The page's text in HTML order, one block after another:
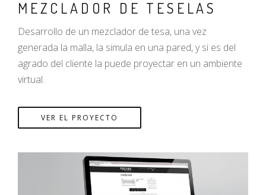
MEZCLADOR DE TESELAS
Desarrollo de un mezclador de tesa, una vez
generada la malla, la simula en una pared, y si es del
agrado del cliente la puede proyectar en un ambiente
virtual.
VER EL PROYECTO